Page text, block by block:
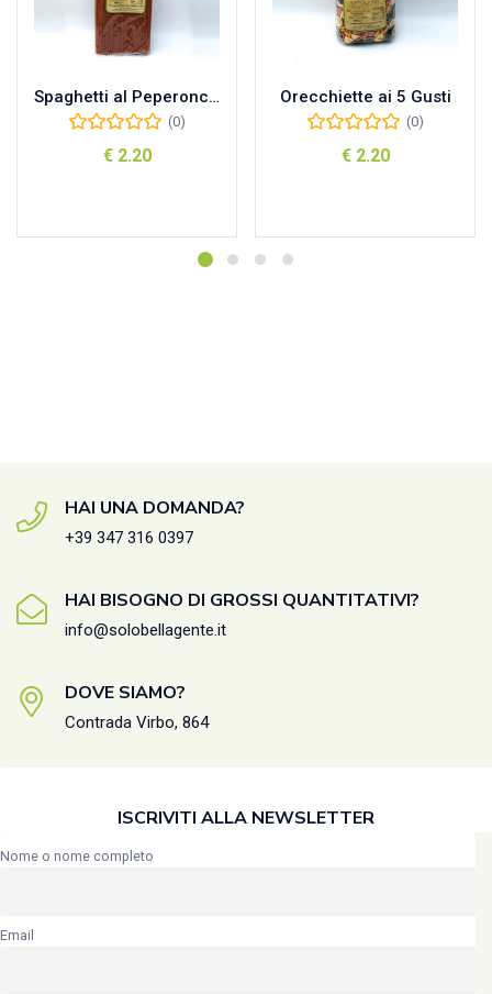
Spaghetti al Peperoncino
(0)
€2.20
Orecchiette ai 5 Gusti
(0)
€2.20
HAI UNA DOMANDA?
+39 347 316 0397
HAI BISOGNO DI GROSSI QUANTITATIVI?
info@solobellagente.it
DOVE SIAMO?
Contrada Virbo, 864
ISCRIVITI ALLA NEWSLETTER
Nome o nome completo
Email